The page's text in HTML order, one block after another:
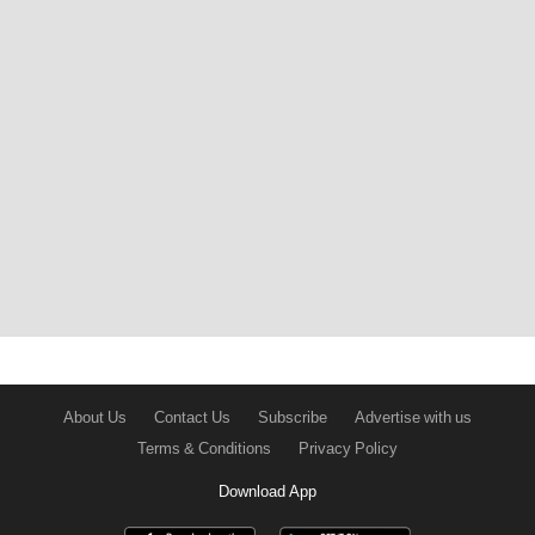
About Us Contact Us Subscribe
Advertise with us
Terms & Conditions
Privacy Policy
Download App